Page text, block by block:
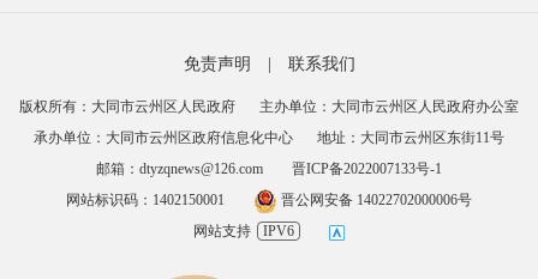
免责声明 联系我们
版权所有：大同市云州区人民政府
主办单位：大同市云州区人民政府办公室
承办单位：大同市云州区政府信息化中心
地址：大同市云州区东街11号
邮箱：dtyzqnews@126.com
晋ICP备2022007133号-1
网站标识码：1402150001
晋公网安备 14022702000006号
网站支持
IPV6